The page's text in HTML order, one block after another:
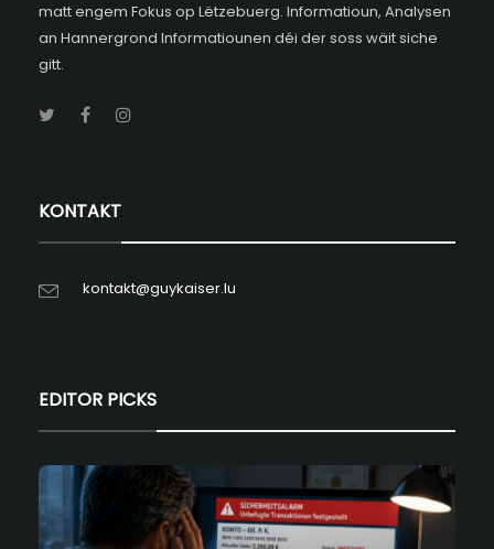
matt engem Fokus op Lëtzebuerg. Informatioun, Analysen
an Hannergrond Informatiounen déi der soss wäit siche
gitt.
KONTAKT
kontakt@guykaiser.lu
EDITOR PICKS